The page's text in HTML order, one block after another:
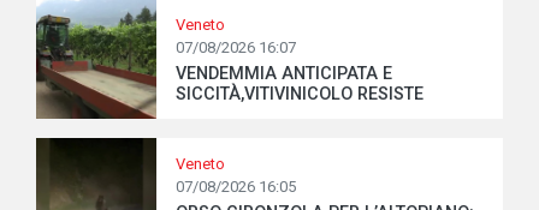
Veneto
07/08/2026 16:07
VENDEMMIA ANTICIPATA E
SICCITÀ,VITIVINICOLO RESISTE
Veneto
07/08/2026 16:05